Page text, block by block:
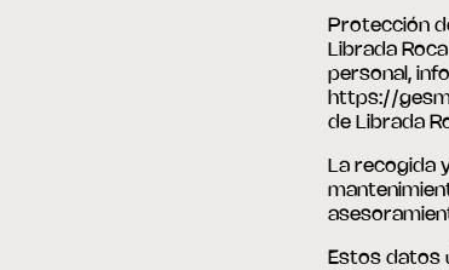
Protección
Librada
personal,
https://
de Librada
La recogida
Estos datos